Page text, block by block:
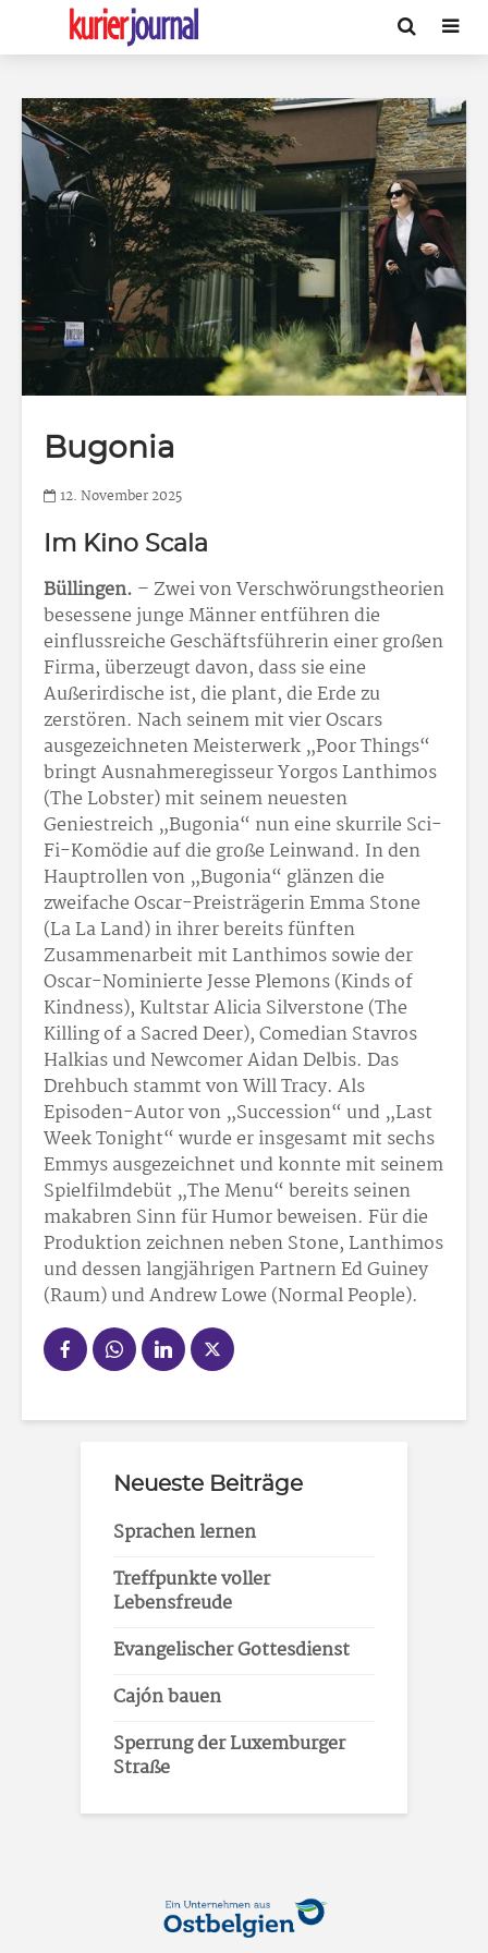
Bugonia
12. November 2025
Im Kino Scala
Büllingen. – Zwei von Verschwörungstheorien
besessene junge Männer entführen die
einflussreiche Geschäftsführerin einer großen
Firma, überzeugt davon, dass sie eine
Außerirdische ist, die plant, die Erde zu
zerstören. Nach seinem mit vier Oscars
ausgezeichneten Meisterwerk „Poor Things“
bringt Ausnahmeregisseur Yorgos Lanthimos
(The Lobster) mit seinem neuesten
Geniestreich „Bugonia“ nun eine skurrile Sci-
Fi-Komödie auf die große Leinwand. In den
Hauptrollen von „Bugonia“ glänzen die
zweifache Oscar-Preisträgerin Emma Stone
(La La Land) in ihrer bereits fünften
Zusammenarbeit mit Lanthimos sowie der
Oscar-Nominierte Jesse Plemons (Kinds of
Kindness), Kultstar Alicia Silverstone (The
Killing of a Sacred Deer), Comedian Stavros
Halkias und Newcomer Aidan Delbis. Das
Drehbuch stammt von Will Tracy. Als
Episoden-Autor von „Succession“ und „Last
Week Tonight“ wurde er insgesamt mit sechs
Emmys ausgezeichnet und konnte mit seinem
Spielfilmdebüt „The Menu“ bereits seinen
makabren Sinn für Humor beweisen. Für die
Produktion zeichnen neben Stone, Lanthimos
und dessen langjährigen Partnern Ed Guiney
(Raum) und Andrew Lowe (Normal People).
Neueste Beiträge
Sprachen lernen
Treffpunkte voller
Lebensfreude
Evangelischer Gottesdienst
Cajón bauen
Sperrung der Luxemburger
Straße